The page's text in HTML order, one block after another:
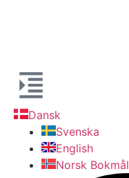
Dansk
Svenska
English
Norsk Bokmål